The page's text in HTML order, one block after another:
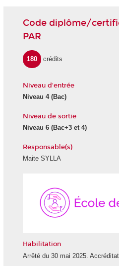
Code diplôme/
PAR
180 crédits
Niveau d'entrée
Niveau 4(Bac)
Niveau de sortie
Niveau 6(Bac+3 et 4)
Responsable(s)
Maite SYLLA
Habilitation
Arrêté du 30 mai 2025.